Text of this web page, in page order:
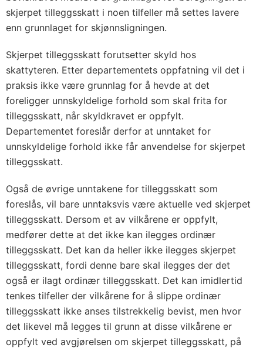
skjerpet tilleggsskatt i noen tilfeller må settes lavere
enn grunnlaget for skjønnsligningen.
Skjerpet tilleggsskatt forutsetter skyld hos
skattyteren. Etter departementets oppfatning vil det i
praksis ikke være grunnlag for å hevde at det
foreligger unnskyldelige forhold som skal frita for
tilleggsskatt, når skyldkravet er oppfylt.
Departementet foreslår derfor at unntaket for
unnskyldelige forhold ikke får anvendelse for skjerpet
tilleggsskatt.
Også de øvrige unntakene for tilleggsskatt som
foreslås, vil bare unntaksvis være aktuelle ved skjerpet
tilleggsskatt. Dersom et av vilkårene er oppfylt,
medfører dette at det ikke kan ilegges ordinær
tilleggsskatt. Det kan da heller ikke ilegges skjerpet
tilleggsskatt, fordi denne bare skal ilegges der det
også er ilagt ordinær tilleggsskatt. Det kan imidlertid
tenkes tilfeller der vilkårene for å slippe ordinær
tilleggsskatt ikke anses tilstrekkelig bevist, men hvor
det likevel må legges til grunn at disse vilkårene er
oppfylt ved avgjørelsen om skjerpet tilleggsskatt, på